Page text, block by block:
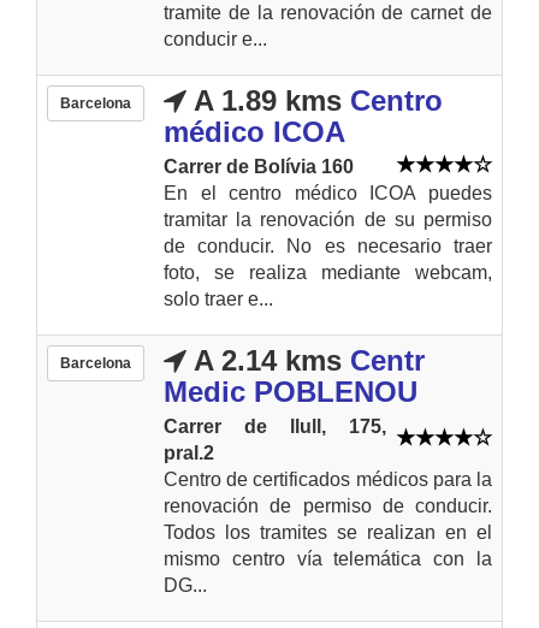
tramite de la renovación de carnet de
conducir e...
Barcelona A 1.89 kms Centro
médico ICOA
Carrer de Bolívia 160
En el centro médico ICOA puedes
tramitar la renovación de su permiso
de conducir. No es necesario traer
foto, se realiza mediante webcam,
solo traer e...
Barcelona A 2.14 kms Centr
Medic POBLENOU
Carrer de llull, 175,
pral.2
Centro de certificados médicos para la
renovación de permiso de conducir.
Todos los tramites se realizan en el
mismo centro vía telemática con la
DG...